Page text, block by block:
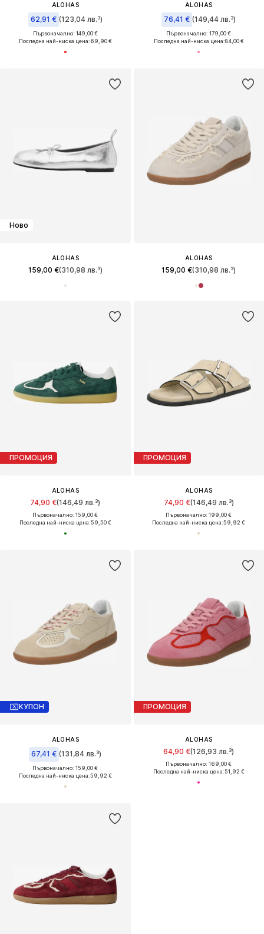
ALOHAS
62,91 € (123,04 лв.³)
Първоначално: 149,00 €
Последна най-ниска цена:69,90 €
ALOHAS
76,41 € (149,44 лв.³)
Първоначално: 179,00 €
Последна най-ниска цена:84,00 €
Ново
ALOHAS
159,00 €(310,98 лв.³)
ALOHAS
159,00 €(310,98 лв.³)
ПРОМОЦИЯ
ALOHAS
74,90 €(146,49 лв.³)
Първоначално: 159,00 €
Последна най-ниска цена:59,50 €
ПРОМОЦИЯ
ALOHAS
74,90 €(146,49 лв.³)
Първоначално: 199,00 €
Последна най-ниска цена:59,92 €
КУПОН
ALOHAS
67,41 € (131,84 лв.³)
Първоначално: 159,00 €
Последна най-ниска цена:59,92 €
ПРОМОЦИЯ
ALOHAS
64,90 €(126,93 лв.³)
Първоначално: 169,00 €
Последна най-ниска цена:51,92 €